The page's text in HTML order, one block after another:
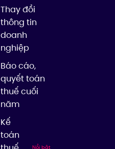
Thay đổi
thông tin
doanh
nghiệp
Báo cáo,
quyết toán
thuế cuối
năm
Kế
toán
Nổi bật